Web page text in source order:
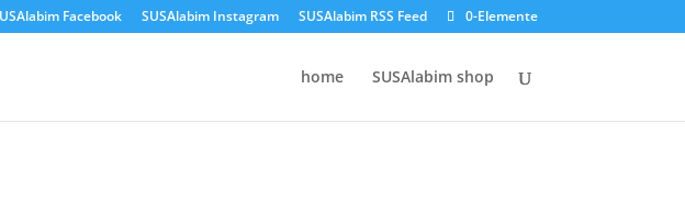
Facebook SUSAlabim Instagram SUSAlabim RSS Feed 0-Elemente
home SUSAlabim shop